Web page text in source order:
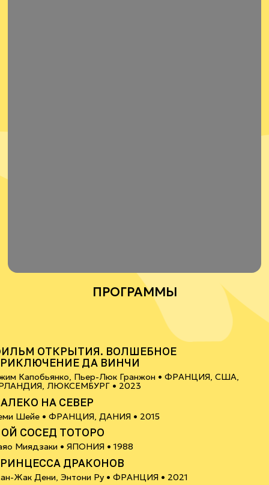
ПРОГРАММЫ
ОТКРЫТИЯ. ВОЛШЕБНОЕ
ДА ВИНЧИ
Капобьянко, Пьер-Люк Гранжон • ФРАНЦИЯ, США,
ЛЮКСЕМБУРГ • 2023
НА СЕВЕР
Шейе • ФРАНЦИЯ, ДАНИЯ • 2015
СОСЕД ТОТОРО
Миядзаки • ЯПОНИЯ • 1988
ДРАКОНОВ
Жак Дени, Энтони Ру • ФРАНЦИЯ • 2021